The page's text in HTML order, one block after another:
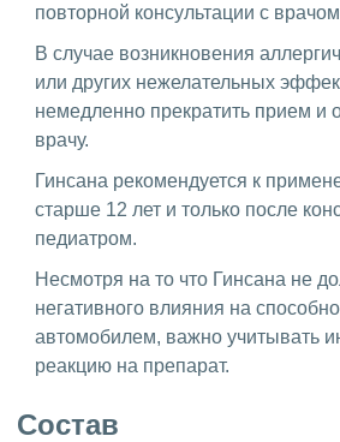
повторной консультации с
В случае возникновения
или других нежелательных
немедленно прекратить прием и
врачу.
Гинсана рекомендуется к
старше 12 лет и только после
педиатром.
Несмотря на то что Гинсана не
негативного влияния на
автомобилем, важно учитывать
реакцию на препарат.
Состав